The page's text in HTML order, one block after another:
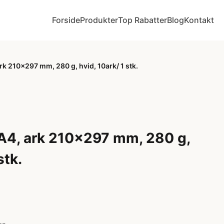
ForsideProdukterTop RabatterBlogKontakt
210x297 mm, 280 g, hvid, 10ark/ 1 stk.
ark 210x297 mm, 280 g,